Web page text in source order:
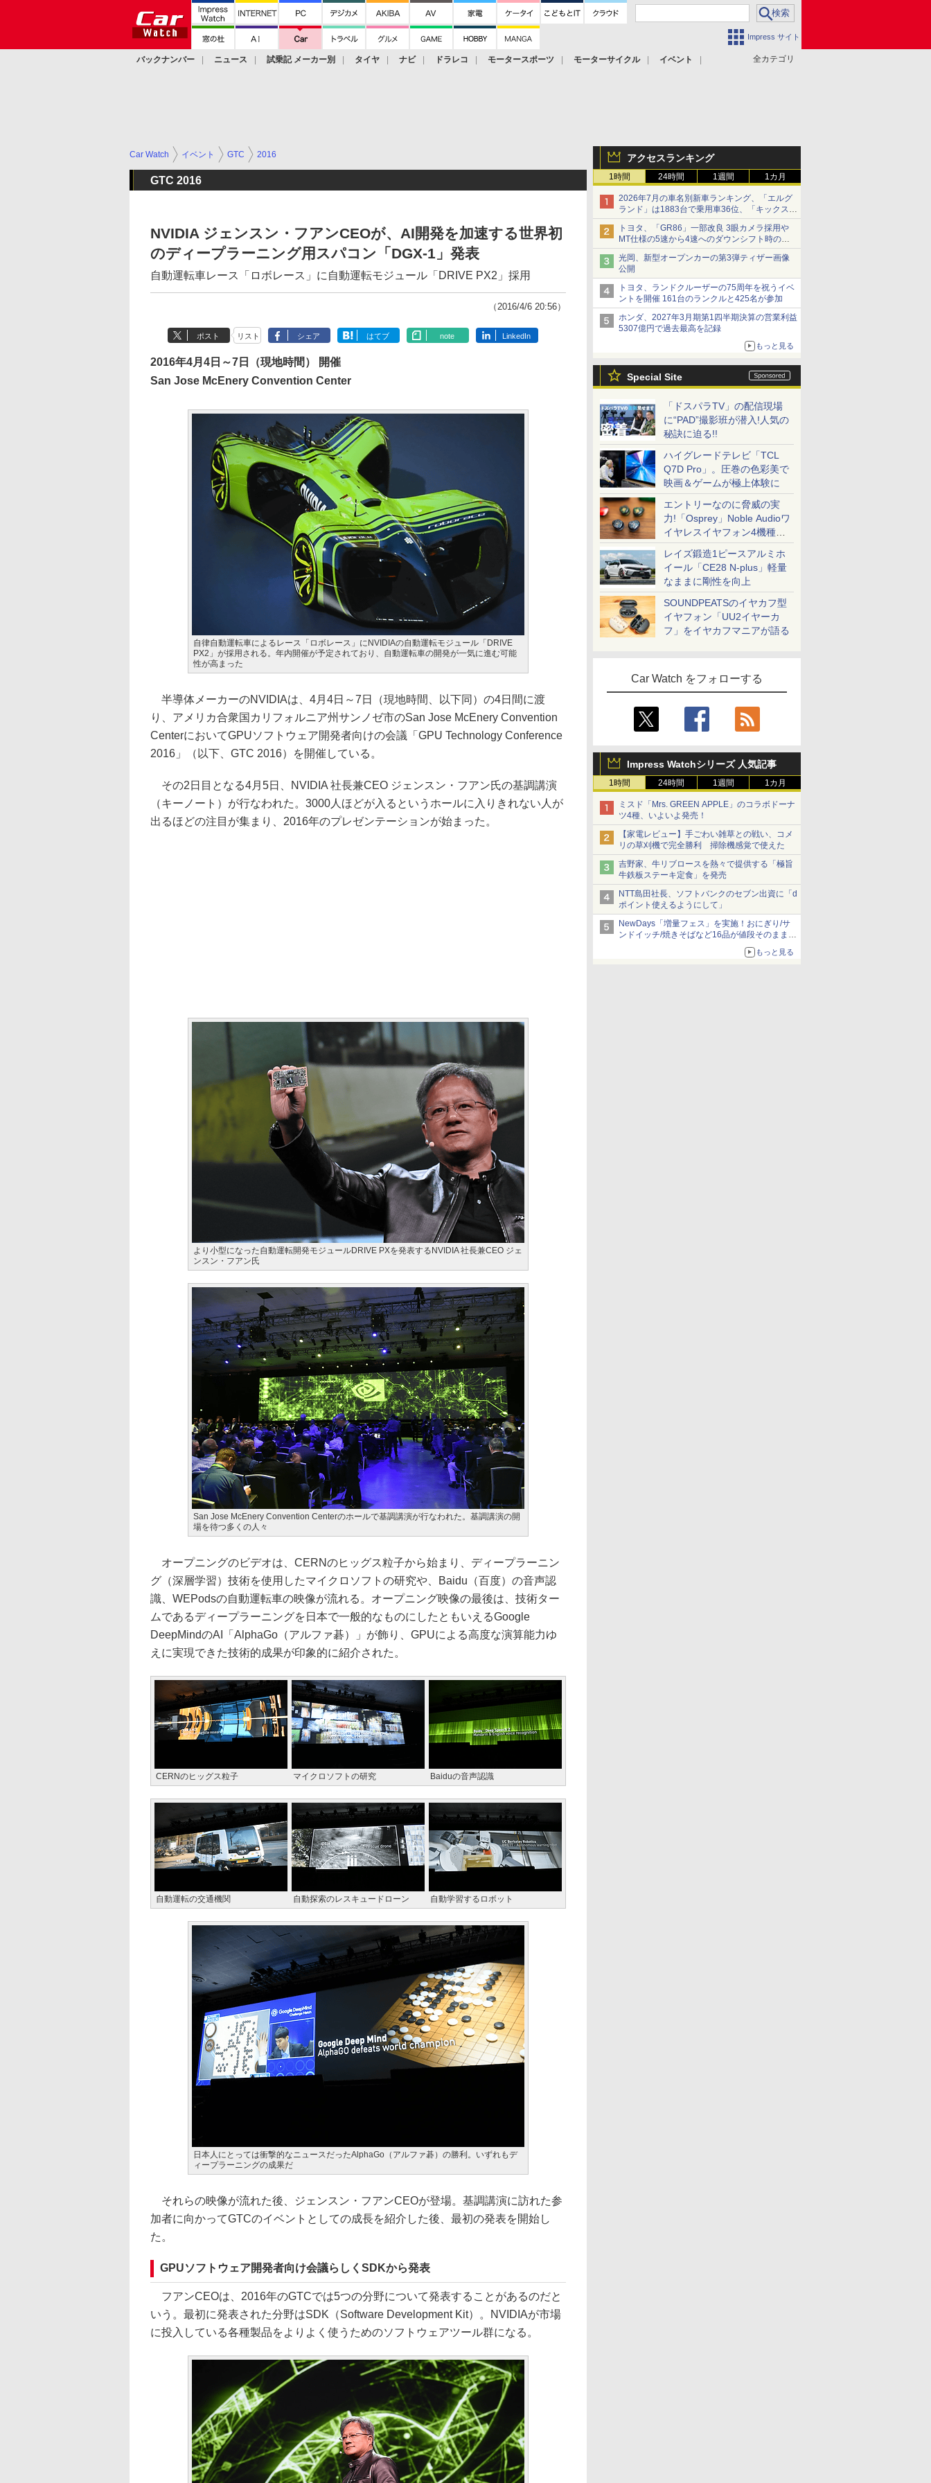
Impress サイト
全カテゴリ
バックナンバー ニュース 試乗記 メーカー別 タイヤ ナビ ドラレコ モータースポーツ モーターサイクル
イベント
アクセスランキング
1時間 24時間 1週間 1カ月
2026年7月の車名別新車ランキング、「エルグ
ランド」は1883台で乗用車36位、「キックス」
は2591台で27位に
トヨタ、「GR86」一部改良 3眼カメラ採用や
MT仕様の5速から4速へのダウンシフト時の操
作性向上など
光岡、新型オープンカーの第3弾ティザー画像
公開
トヨタ、ランドクルーザーの75周年を祝うイベ
ントを開催 161台のランクルと425名が参加
ホンダ、2027年3月期第1四半期決算の営業利益
5307億円で過去最高を記録
もっと見る
Special Site
「ドスパラTV」の配信現場
に“PAD”撮影班が潜入!人気の
秘訣に迫る!!
ハイグレードテレビ「TCL
Q7D Pro」。圧巻の色彩美で
映画＆ゲームが極上体験に
エントリーなのに脅威の実
力!「Osprey」Noble Audioワ
イヤレスイヤフォン4機種を
一気に聴く
レイズ鍛造1ピースアルミホ
イール「CE28 N-plus」軽量
なままに剛性を向上
SOUNDPEATSのイヤカフ型
イヤフォン「UU2イヤーカ
フ」をイヤカフマニアが語る
Car Watch をフォローする
Impress Watchシリーズ 人気記事
1時間 24時間 1週間 1カ月
ミスド「Mrs. GREEN APPLE」のコラボドーナ
ツ4種、いよいよ発売！
【家電レビュー】手ごわい雑草との戦い、コメ
リの草刈機で完全勝利 掃除機感覚で使えた
吉野家、牛リブロースを熱々で提供する「極旨
牛鉄板ステーキ定食」を発売
NTT島田社長、ソフトバンクのセブン出資に「d
ポイント使えるようにして」
NewDays「増量フェス」を実施！おにぎり/サ
ンドイッチ/焼きそばなど16品が値段そのままで
もっと見る
Car Watch イベント GTC 2016
GTC 2016
NVIDIA ジェンスン・フアンCEOが、AI開発を加速する世界初
のディープラーニング用スパコン「DGX-1」発表
自動運転車レース「ロボレース」に自動運転モジュール「DRIVE PX2」採用
（2016/4/6 20:56）
ポスト リスト シェア はてブ note LinkedIn
2016年4月4日～7日（現地時間） 開催
San Jose McEnery Convention Center
自律自動運転車によるレース「ロボレース」にNVIDIAの自動運転モジュール「DRIVE
PX2」が採用される。年内開催が予定されており、自動運転車の開発が一気に進む可能
性が高まった
半導体メーカーのNVIDIAは、4月4日～7日（現地時間、以下同）の4日間に渡
り、アメリカ合衆国カリフォルニア州サンノゼ市のSan Jose McEnery Convention
CenterにおいてGPUソフトウェア開発者向けの会議「GPU Technology Conference
2016」（以下、GTC 2016）を開催している。
その2日目となる4月5日、NVIDIA 社長兼CEO ジェンスン・フアン氏の基調講演
（キーノート）が行なわれた。3000人ほどが入るというホールに入りきれない人が
出るほどの注目が集まり、2016年のプレゼンテーションが始まった。
より小型になった自動運転開発モジュールDRIVE PXを発表するNVIDIA 社長兼CEO ジェ
ンスン・フアン氏
San Jose McEnery Convention Centerのホールで基調講演が行なわれた。基調講演の開
場を待つ多くの人々
オープニングのビデオは、CERNのヒッグス粒子から始まり、ディープラーニン
グ（深層学習）技術を使用したマイクロソフトの研究や、Baidu（百度）の音声認
識、WEPodsの自動運転車の映像が流れる。オープニング映像の最後は、技術ター
ムであるディープラーニングを日本で一般的なものにしたともいえるGoogle
DeepMindのAI「AlphaGo（アルファ碁）」が飾り、GPUによる高度な演算能力ゆ
えに実現できた技術的成果が印象的に紹介された。
CERNのヒッグス粒子 マイクロソフトの研究 Baiduの音声認識
自動運転の交通機関 自動探索のレスキュードローン 自動学習するロボット
日本人にとっては衝撃的なニュースだったAlphaGo（アルファ碁）の勝利。いずれもデ
ィープラーニングの成果だ
それらの映像が流れた後、ジェンスン・フアンCEOが登場。基調講演に訪れた参
加者に向かってGTCのイベントとしての成長を紹介した後、最初の発表を開始し
た。
GPUソフトウェア開発者向け会議らしくSDKから発表
フアンCEOは、2016年のGTCでは5つの分野について発表することがあるのだと
いう。最初に発表された分野はSDK（Software Development Kit）。NVIDIAが市場
に投入している各種製品をよりよく使うためのソフトウェアツール群になる。